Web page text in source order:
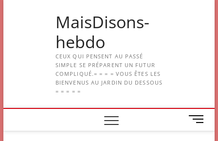
MaisDisons-
hebdo
CEUX QUI PENSENT AU PASSÉ
SIMPLE SE PRÉPARENT UN FUTUR
COMPLIQUÉ.= = = = VOUS ÊTES LES
BIENVENUS AU JARDIN DU DESSOUS
= = = = =
M
e